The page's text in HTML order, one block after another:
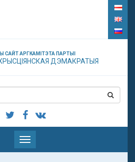
САЙТ АРГКАМІТЭТА ПАРТЫІ
ДЭМАКРАТЫЯ
Паказаць
меню